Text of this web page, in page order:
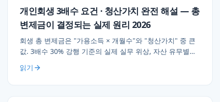
개인회생 3배수 요건 · 청산가치 완전 해설 — 총
변제금이 결정되는 실제 원리 2026
회생 총 변제금은 "가용소득 × 개월수"와 "청산가치" 중 큰
값. 3배수 30% 강행 기준의 실제 실무 위상, 자산 유무별
함정(퇴직금·최우선변제·5년 이전 재산) 정리. 계산기
결과와 실제 변제금이 다른 이유.
읽기